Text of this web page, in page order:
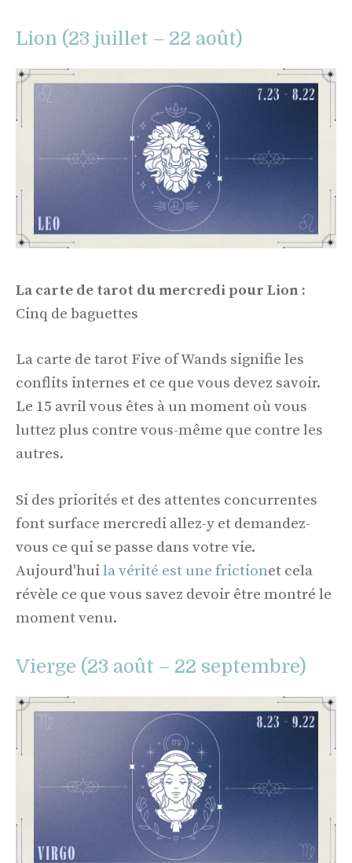
Lion (23 juillet – 22 août)
La carte de tarot du mercredi pour Lion :
Cinq de baguettes
La carte de tarot Five of Wands signifie les
conflits internes et ce que vous devez savoir.
Le 15 avril vous êtes à un moment où vous
luttez plus contre vous-même que contre les
autres.
Si des priorités et des attentes concurrentes
font surface mercredi allez-y et demandez-
vous ce qui se passe dans votre vie.
Aujourd'huila vérité est une frictionet cela
révèle ce que vous savez devoir être montré le
moment venu.
Vierge (23 août – 22 septembre)